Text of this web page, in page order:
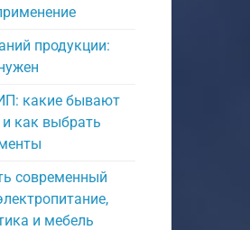
продукции:
какие бывают
как выбрать
современный
и мебель